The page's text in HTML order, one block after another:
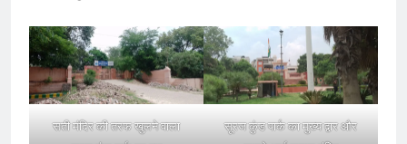
सती मंदिर की तरफ खुलने वाला
सूरज कुंड पार्क का मुख्य द्वार और